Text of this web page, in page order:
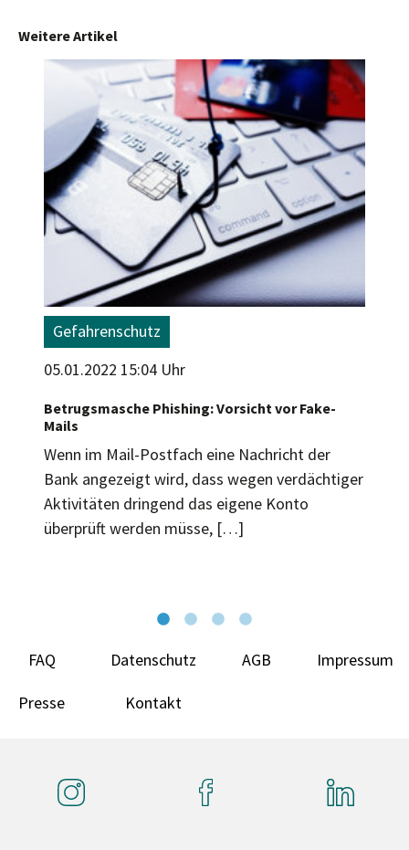
Weitere Artikel
Gefahrenschutz
05.01.2022 15:04 Uhr
Betrugsmasche Phishing: Vorsicht vor Fake-
Mails
Wenn im Mail-Postfach eine Nachricht der
Bank angezeigt wird, dass wegen verdächtiger
Aktivitäten dringend das eigene Konto
überprüft werden müsse, […]
FAQ Datenschutz AGB Impressum
Presse Kontakt